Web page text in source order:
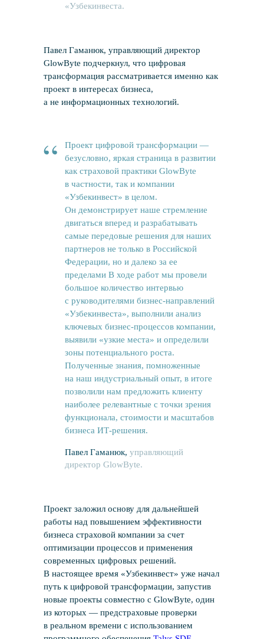
«Узбекинвеста.
Павел Гаманюк, управляющий директор
GlowByte подчеркнул, что цифровая
трансформация рассматривается именно как
проект в интересах бизнеса,
а не информационных технологий.
“
Проект цифровой трансформации —
безусловно, яркая страница в развитии
как страховой практики GlowByte
в частности, так и компании
«Узбекинвест» в целом.
Он демонстрирует наше стремление
двигаться вперед и разрабатывать
самые передовые решения для наших
партнеров не только в Российской
Федерации, но и далеко за ее
пределами В ходе работ мы провели
большое количество интервью
с руководителями бизнес-направлений
«Узбекинвеста», выполнили анализ
ключевых бизнес-процессов компании,
выявили «узкие места» и определили
зоны потенциального роста.
Полученные знания, помноженные
на наш индустриальный опыт, в итоге
позволили нам предложить клиенту
наиболее релевантные с точки зрения
функционала, стоимости и масштабов
бизнеса ИТ-решения.
Павел Гаманюк, управляющий
директор GlowByte.
Проект заложил основу для дальнейшей
работы над повышением эффективности
бизнеса страховой компании за счет
оптимизации процессов и применения
современных цифровых решений.
В настоящее время «Узбекинвест» уже начал
путь к цифровой трансформации, запустив
новые проекты совместно с GlowByte, один
из которых — предстраховые проверки
в реальном времени с использованием
Вам может быть интересно